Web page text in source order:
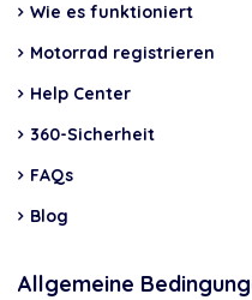
Wie es funktioniert
Motorrad registrieren
Help Center
360-Sicherheit
FAQs
Blog
Allgemeine